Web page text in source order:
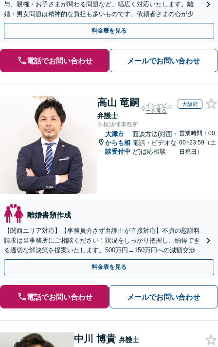
与、親権・お子さまが関わる問題など、幅広く対応いたします。離
婚・男女問題は精神的な負担も多いものです。依頼者さまの心が少し
でも軽くなるよう、親身に寄り添って対応いたします。
料金表を見る
電話でお問い合わせ メールでお問い合わせ
高山 竜嗣
弁護士
インタビュ
ーを見る
大阪府
白桜法律事務所
大津市
からも相
談受付中
面談方法(対面・
電話・ビデオな
ど)は応相談
営業時間：00:
00~23:59（土
日祝日）
離婚書類作成
【関西エリア対応】【事務員介さず弁護士が直接対応】不貞の慰謝料
請求は当事務所にご相談ください！状況をしっかり把握し、納得でき
る適切な解決策を提案いたします。500万円→150万円への減額交渉成
功事例あり【電話／メール相談可】
料金表を見る
電話でお問い合わせ メールでお問い合わせ
中川 博貴 弁護士